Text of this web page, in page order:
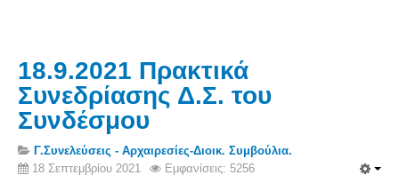
Αράπηδες
Αξιοθέατα
Χάρτης ευρύτερης περιοχής
Σέρβου - Δορυφορική Google
Σέρβου και Δήμος Γορτυνίας
18.9.2021 Πρακτικά
Συνεδρίασης Δ.Σ. του
Συνδέσμου
Γ.Συνελεύσεις - Αρχαιρεσίες-Διοικ. Συμβούλια.
18 Σεπτεμβρίου 2021
Εμφανίσεις: 5256